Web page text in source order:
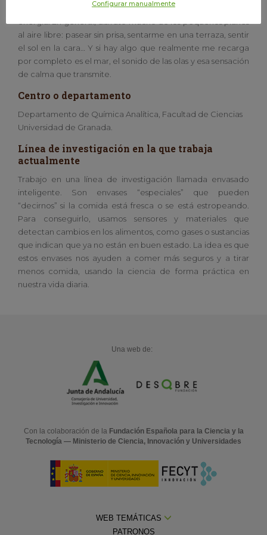
pádel, me ayuda a desconectar, moverme y liberar
al aire libre: pasear sin prisa, sentarme en una terraza, sentir
el sol en la cara… Y si hay algo que realmente me recarga
por completo es el mar, el sonido de las olas y esa sensación
de calma que transmite.
Centro o departamento
Departamento de Química Analítica, Facultad de Ciencias
Universidad de Granada.
Línea de investigación en la que trabaja
actualmente
Trabajo en una línea de investigación llamada envasado
inteligente. Son envases “especiales” que pueden
“decirnos” si la comida está fresca o se está estropeando.
Para conseguirlo, usamos sensores y materiales que
detectan cambios en los alimentos, como gases o sustancias
que indican que ya no están en buen estado. La idea es que
estos envases nos ayuden a comer más seguros y a tirar
menos comida, usando la ciencia de forma práctica en
nuestra vida diaria.
Una web de:
Con la colaboración de la Fundación Española para la Ciencia y la
Tecnología — Ministerio de Ciencia, Innovación y Universidades
WEB TEMÁTICAS
PATRONOS
Configurar manualmente